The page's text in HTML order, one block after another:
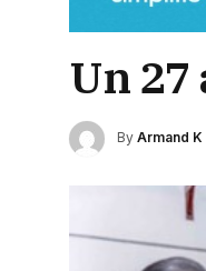
Un
By Armand K